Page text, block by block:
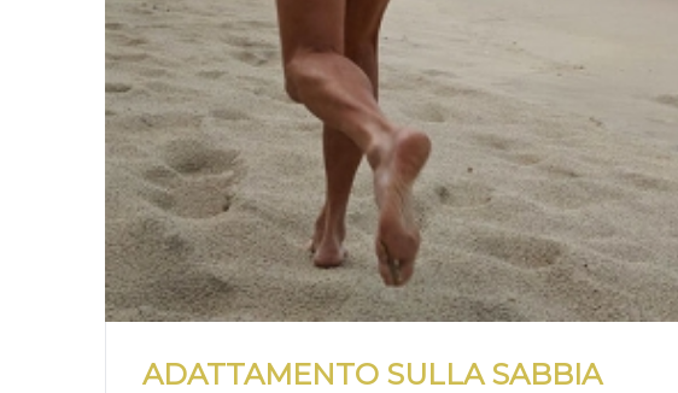
ADATTAMENTO SULLA SABBIA